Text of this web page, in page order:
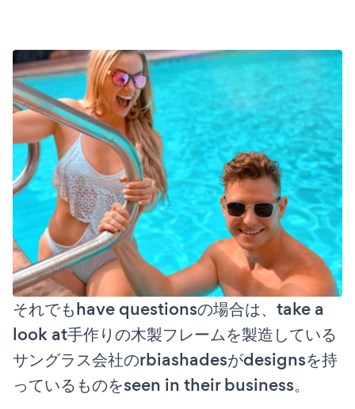
それでもhave questionsの場合は、take a
look at手作りの木製フレームを製造している
サングラス会社のrbiashadesがdesignsを持
っているものをseen in their business。